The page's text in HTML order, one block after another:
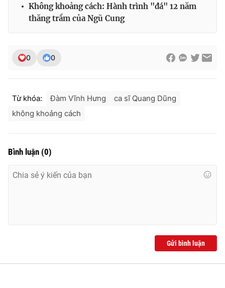
Không khoảng cách: Hành trình "đá" 12 năm
thăng trầm của Ngũ Cung
0 0
Từ khóa: Đàm Vĩnh Hưng
ca sĩ Quang Dũng
không khoảng cách
Bình luận (0)
Gửi bình luận